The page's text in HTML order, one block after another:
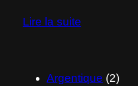
Lire la suite
Argentique (2)